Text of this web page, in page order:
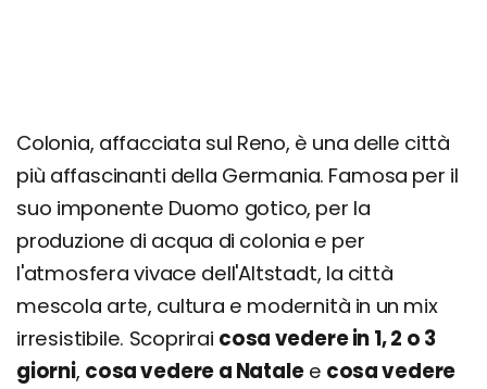
ragazzi
Itinerario di un giorno
Itinerario di 3 giorni
Giorno 1
Giorno 2
Giorno 3
Dove si trova e come arrivare
Colonia, affacciata sul Reno, è una delle città
più affascinanti della Germania. Famosa per il
suo imponente Duomo gotico, per la
produzione di acqua di colonia e per
l'atmosfera vivace dell'Altstadt, la città
mescola arte, cultura e modernità in un mix
irresistibile. Scoprirai cosa vedere in 1, 2 o 3
giorni, cosa vedere a Natalee cosa vedere